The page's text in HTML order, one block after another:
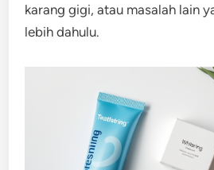
karang gigi, atau masalah lain
lebih dahulu.